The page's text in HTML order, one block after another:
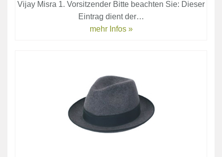
Vijay Misra 1. Vorsitzender Bitte beachten Sie: Dieser
Eintrag dient der…
mehr Infos »